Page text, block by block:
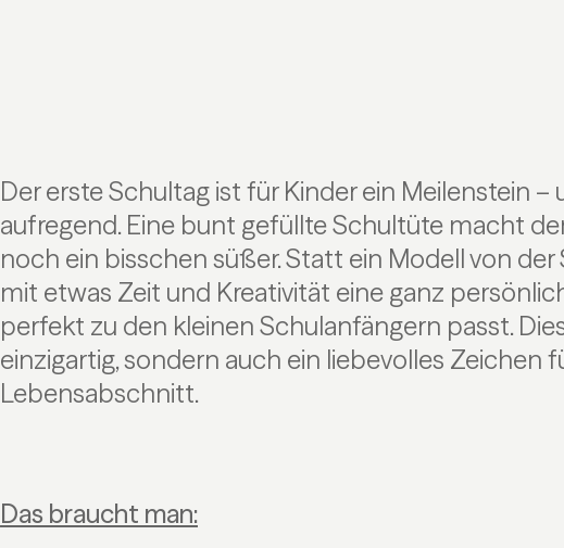
Der erste Schultag ist für Kinder ein Meilenstein
aufregend. Eine bunt gefüllte Schultüte macht
noch ein bisschen süßer. Statt ein Modell von
mit etwas Zeit und Kreativität eine ganz
perfekt zu den kleinen Schulanfängern passt.
einzigartig, sondern auch ein liebevolles Zeichen
Lebensabschnitt.
Das braucht man: